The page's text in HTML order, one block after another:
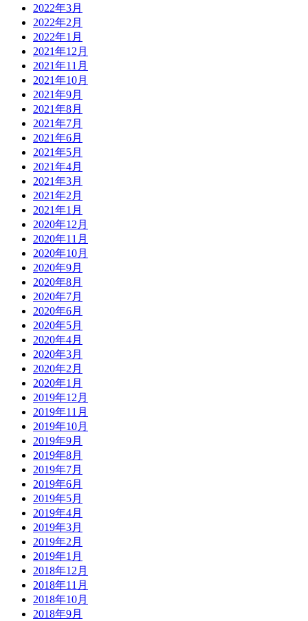
2022年3月
2022年2月
2022年1月
2021年12月
2021年11月
2021年10月
2021年9月
2021年8月
2021年7月
2021年6月
2021年5月
2021年4月
2021年3月
2021年2月
2021年1月
2020年12月
2020年11月
2020年10月
2020年9月
2020年8月
2020年7月
2020年6月
2020年5月
2020年4月
2020年3月
2020年2月
2020年1月
2019年12月
2019年11月
2019年10月
2019年9月
2019年8月
2019年7月
2019年6月
2019年5月
2019年4月
2019年3月
2019年2月
2019年1月
2018年12月
2018年11月
2018年10月
2018年9月